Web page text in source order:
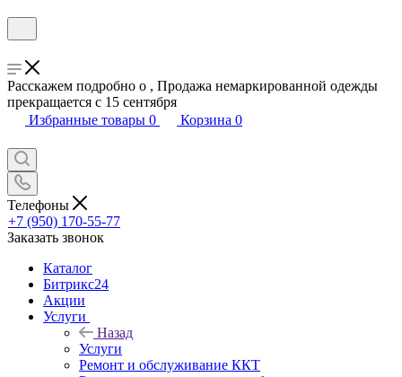
Расскажем подробно о , Продажа немаркированной одежды
прекращается с 15 сентября
Избранные товары 0 Корзина 0
Телефоны
+7 (950) 170-55-77
Заказать звонок
Каталог
Битрикс24
Акции
Услуги
Назад
Услуги
Ремонт и обслуживание ККТ